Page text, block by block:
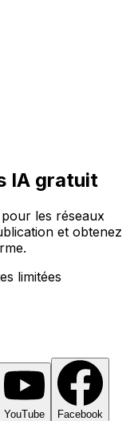
IA gratuit
les réseaux
et obtenez
limitées
YouTube Facebook